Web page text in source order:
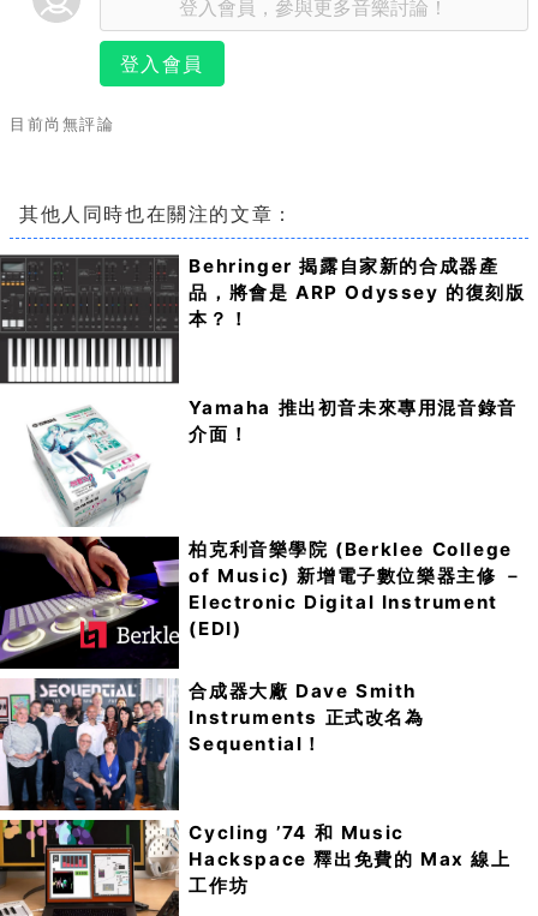
登入會員
目前尚無評論
其他人同時也在關注的文章：
Behringer 揭露自家新的合成器產
品，將會是 ARP Odyssey 的復刻版
本？！
Yamaha 推出初音未來專用混音錄音
介面！
柏克利音樂學院 (Berklee College
of Music) 新增電子數位樂器主修 －
Electronic Digital Instrument
(EDI)
合成器大廠 Dave Smith
Instruments 正式改名為
Sequential！
Cycling ’74 和 Music
Hackspace 釋出免費的 Max 線上
工作坊